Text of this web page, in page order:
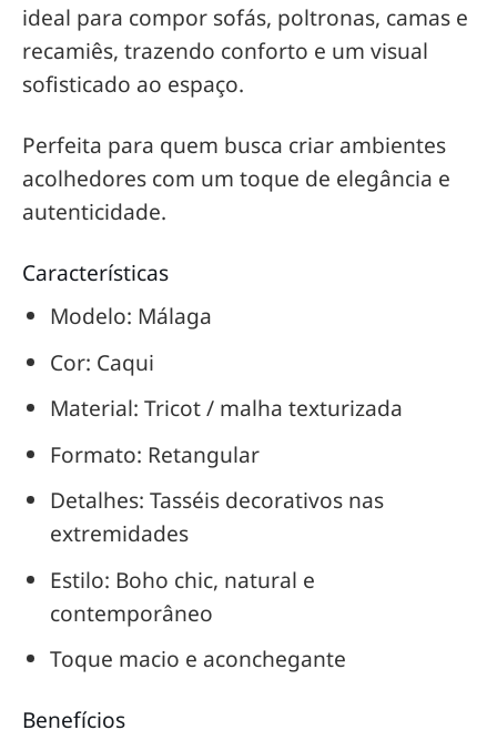
ideal para compor sofás, poltronas, camas e
recamiês, trazendo conforto e um visual
sofisticado ao espaço.
Perfeita para quem busca criar ambientes
acolhedores com um toque de elegância e
autenticidade.
Características
Modelo: Málaga
Cor: Caqui
Material: Tricot / malha texturizada
Formato: Retangular
Detalhes: Tasséis decorativos nas
extremidades
Estilo: Boho chic, natural e
contemporâneo
Toque macio e aconchegante
Benefícios